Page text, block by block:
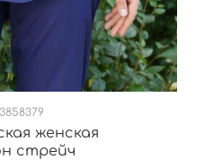
женская
стрейч